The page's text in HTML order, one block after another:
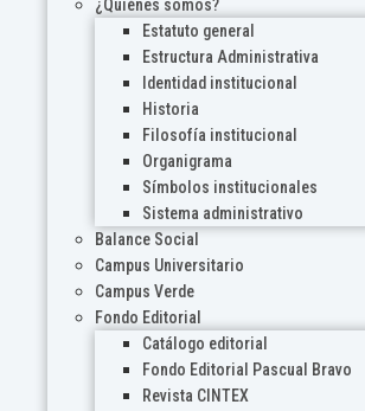
¿Quiénes somos?
Estatuto general
Estructura Administrativa
Identidad institucional
Historia
Filosofía institucional
Organigrama
Símbolos institucionales
Sistema administrativo
Balance Social
Campus Universitario
Campus Verde
Fondo Editorial
Catálogo editorial
Fondo Editorial Pascual Bravo
Revista CINTEX